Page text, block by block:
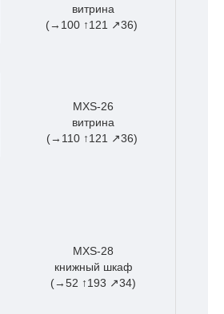
витрина
(→100 ↑121 ↗36)
MXS-26
витрина
(→110 ↑121 ↗36)
MXS-28
книжный шкаф
(→52 ↑193 ↗34)